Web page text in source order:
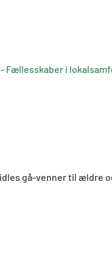
Fællesskaber i
gå-venner til ældre